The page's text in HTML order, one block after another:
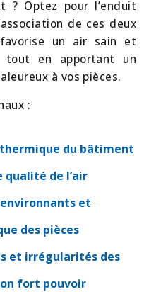
? Optez pour l’enduit
de ces deux
un air sain et
tout en apportant un
à vos pièces.
:
du bâtiment
qualité de l’air
et
des pièces
et irrégularités des
fort pouvoir